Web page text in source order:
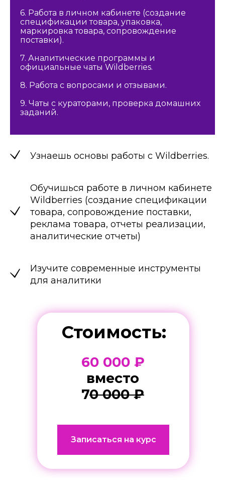
6. Работа в личном кабинете (создание
спецификации товара, упаковка,
маркировка товара, сопровождение
поставки).
7. Аналитические программы и
официальные чаты Wildberries.
8. Работа с вопросами и отзывами.
9. Чаты с кураторами, проверка домашних
заданий.
Узнаешь основы работы с Wildberries.
Обучишься работе в личном кабинете
Wildberries (создание спецификации
товара, сопровождение поставки,
реклама товара, отчеты реализации,
аналитические отчеты)
Изучите современные инструменты
для аналитики
Записаться на курс
Стоимость:
60 000 ₽
вместо
70 000 ₽